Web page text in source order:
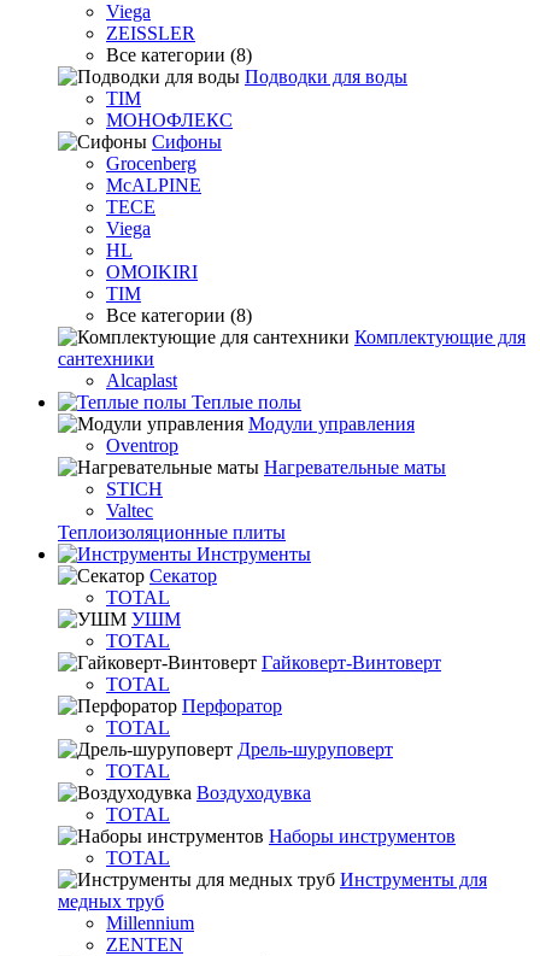
Viega
ZEISSLER
Все категории (8)
Подводки для воды
TIM
МОНОФЛЕКС
Сифоны
Grocenberg
McALPINE
TECE
Viega
HL
OMOIKIRI
TIM
Все категории (8)
Комплектующие для
сантехники
Alcaplast
Теплые полы
Модули управления
Oventrop
Нагревательные маты
STICH
Valtec
Теплоизоляционные плиты
Инструменты
Секатор
TOTAL
УШМ
TOTAL
Гайковерт-Винтоверт
TOTAL
Перфоратор
TOTAL
Дрель-шуруповерт
TOTAL
Воздуходувка
TOTAL
Наборы инструментов
TOTAL
Инструменты для
медных труб
Millennium
ZENTEN